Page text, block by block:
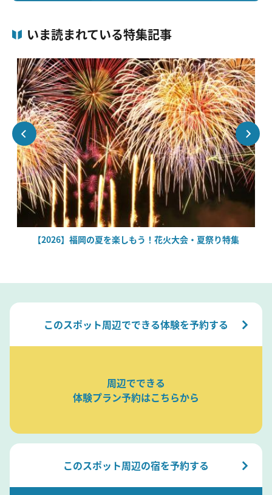
いま読まれている特集記事
【2026】福岡の夏を楽しもう！花火大会・夏祭り特集
このスポット周辺でできる体験を予約する
周辺でできる
体験プラン予約はこちらから
このスポット周辺の宿を予約する